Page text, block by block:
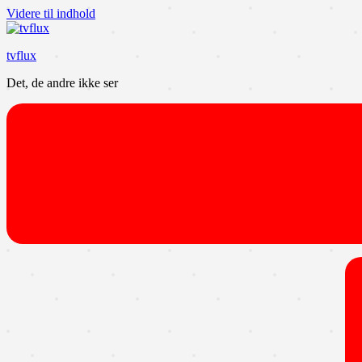
Videre til indhold
tvflux
Det, de andre ikke ser